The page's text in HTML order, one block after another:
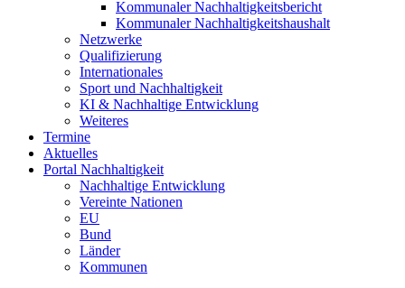
Kommunaler Nachhaltigkeitsbericht
Kommunaler Nachhaltigkeitshaushalt
Netzwerke
Qualifizierung
Internationales
Sport und Nachhaltigkeit
KI & Nachhaltige Entwicklung
Weiteres
Termine
Aktuelles
Portal Nachhaltigkeit
Nachhaltige Entwicklung
Vereinte Nationen
EU
Bund
Länder
Kommunen